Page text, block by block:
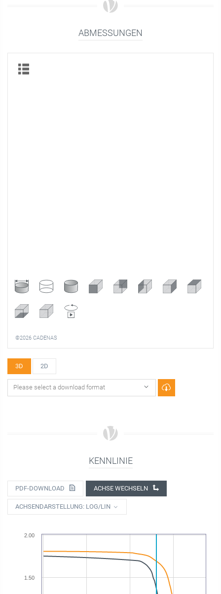
ABMESSUNGEN
©2026 CADENAS
3D 2D
KENNLINIE
PDF-DOWNLOAD ACHSE WECHSELN
ACHSENDARSTELLUNG: LOG/LIN
1.50
2.00